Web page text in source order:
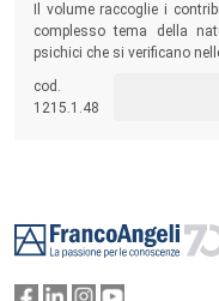
Il volume raccoglie i
complesso tema della
psichici che si verificano
cod.
1215.1.48